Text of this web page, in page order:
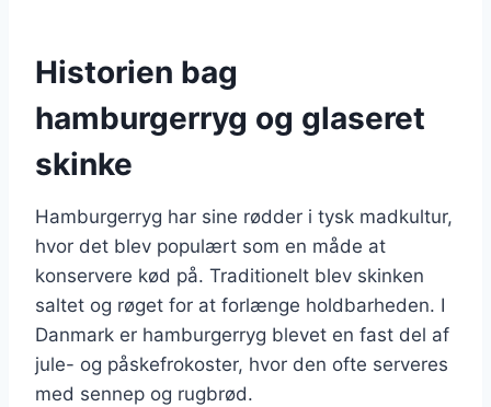
Historien bag
hamburgerryg og glaseret
skinke
Hamburgerryg har sine rødder i tysk madkultur,
hvor det blev populært som en måde at
konservere kød på. Traditionelt blev skinken
saltet og røget for at forlænge holdbarheden. I
Danmark er hamburgerryg blevet en fast del af
jule- og påskefrokoster, hvor den ofte serveres
med sennep og rugbrød.